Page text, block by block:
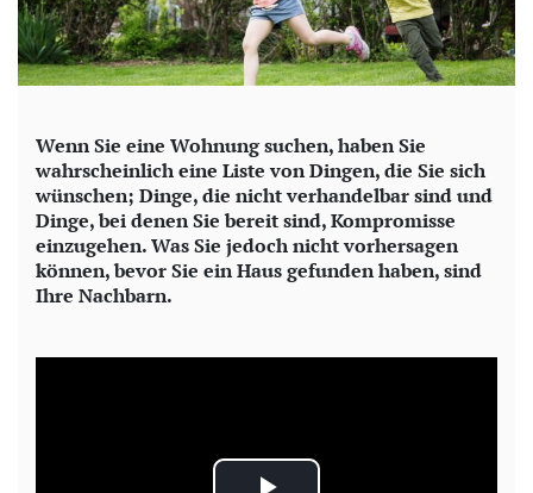
Wenn Sie eine Wohnung suchen, haben Sie
wahrscheinlich eine Liste von Dingen, die Sie sich
wünschen; Dinge, die nicht verhandelbar sind und
Dinge, bei denen Sie bereit sind, Kompromisse
einzugehen. Was Sie jedoch nicht vorhersagen
können, bevor Sie ein Haus gefunden haben, sind
Ihre Nachbarn.